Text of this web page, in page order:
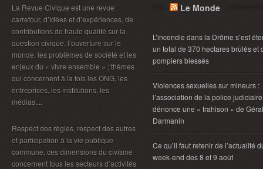
La Revue Civique est une revue
carrefour, d’idées et d’expériences, de
contributions de haute qualité sur la
question civique, l’ouverture sur le
monde, les problèmes de société et les
enjeux du « vivre ensemble » ; thèmes
qui concernent à la fois les ONG, les
entreprises, les institutions, les
médias....
Respect des règles, respect des autres
et participation à la vie publique
commune, ces dimensions du civisme
concernent tous les secteurs d’activités
Le Monde
L’incendie dans la Drôme s’est
un total de 370 hectares brûlés et
pompiers blessés
Violences sexuelles sur mineurs :
l’association de la police judiciaire
dénonce une « trahison » de
Darmanin
Ce qu’il faut retenir de l’actualité
week-end des 8 et 9 août